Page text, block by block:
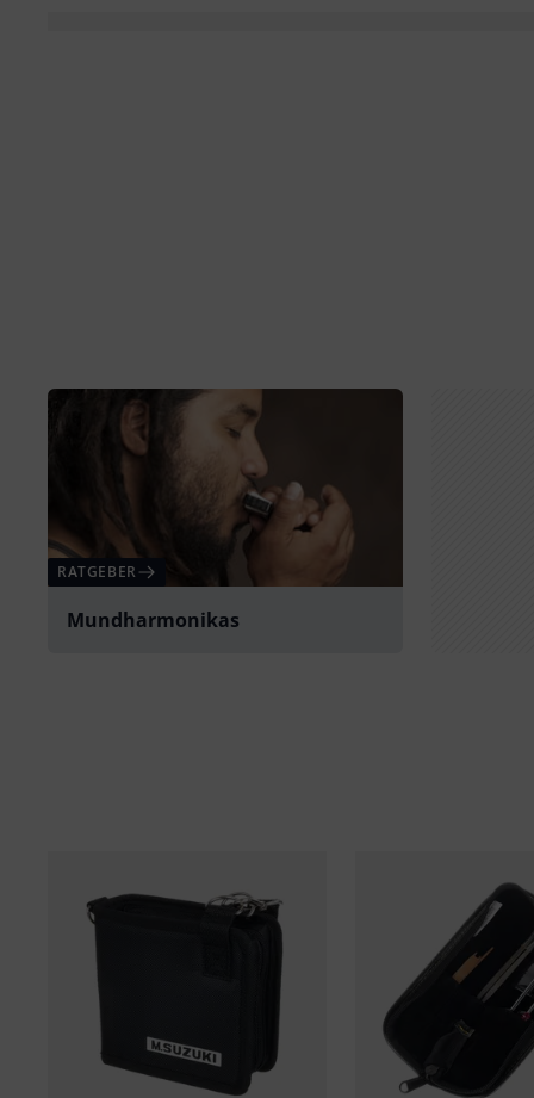
RATGEBER
Mundharmonikas